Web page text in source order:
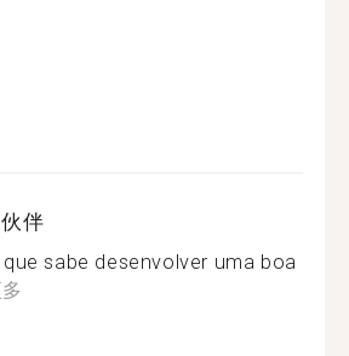
伴
sabe desenvolver uma boa